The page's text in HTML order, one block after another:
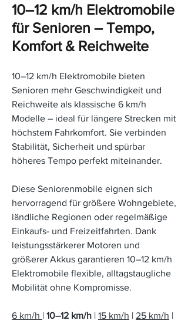
10–12 km/h Elektromobile
für Senioren – Tempo,
Komfort & Reichweite
10–12 km/h Elektromobile bieten
Senioren mehr Geschwindigkeit und
Reichweite als klassische 6 km/h
Modelle – ideal für längere Strecken mit
höchstem Fahrkomfort. Sie verbinden
Stabilität, Sicherheit und spürbar
höheres Tempo perfekt miteinander.
Diese Seniorenmobile eignen sich
hervorragend für größere Wohngebiete,
ländliche Regionen oder regelmäßige
Einkaufs- und Freizeitfahrten. Dank
leistungsstärkerer Motoren und
größerer Akkus garantieren 10–12 km/h
Elektromobile flexible, alltagstaugliche
Mobilität ohne Kompromisse.
6 km/h | 10–12 km/h | 15 km/h | 25 km/h |